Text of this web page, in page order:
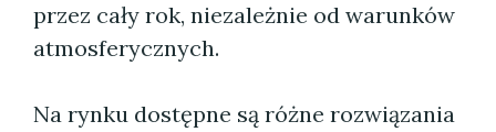
przez cały rok, niezależnie od warunków
atmosferycznych.
Na rynku dostępne są różne rozwiązania